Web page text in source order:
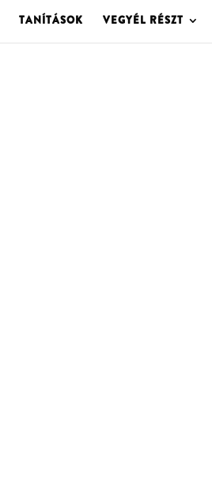
TANÍTÁSOK VEGYÉL RÉSZT